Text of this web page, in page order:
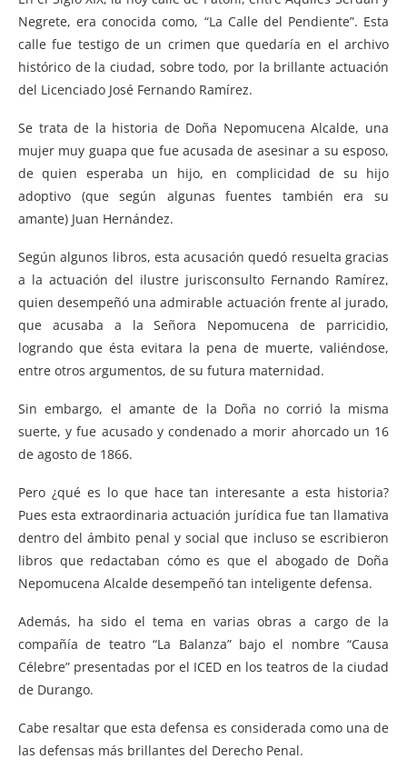
Negrete, era conocida como, “La Calle del Pendiente”. Esta
calle fue testigo de un crimen que quedaría en el archivo
histórico de la ciudad, sobre todo, por la brillante actuación
del Licenciado José Fernando Ramírez.
Se trata de la historia de Doña Nepomucena Alcalde, una
mujer muy guapa que fue acusada de asesinar a su esposo,
de quien esperaba un hijo, en complicidad de su hijo
adoptivo (que según algunas fuentes también era su
amante) Juan Hernández.
Según algunos libros, esta acusación quedó resuelta gracias
a la actuación del ilustre jurisconsulto Fernando Ramírez,
quien desempeñó una admirable actuación frente al jurado,
que acusaba a la Señora Nepomucena de parricidio,
logrando que ésta evitara la pena de muerte, valiéndose,
entre otros argumentos, de su futura maternidad.
Sin embargo, el amante de la Doña no corrió la misma
suerte, y fue acusado y condenado a morir ahorcado un 16
de agosto de 1866.
Pero ¿qué es lo que hace tan interesante a esta historia?
Pues esta extraordinaria actuación jurídica fue tan llamativa
dentro del ámbito penal y social que incluso se escribieron
libros que redactaban cómo es que el abogado de Doña
Nepomucena Alcalde desempeñó tan inteligente defensa.
Además, ha sido el tema en varias obras a cargo de la
compañía de teatro “La Balanza” bajo el nombre “Causa
Célebre” presentadas por el ICED en los teatros de la ciudad
de Durango.
Cabe resaltar que esta defensa es considerada como una de
las defensas más brillantes del Derecho Penal.